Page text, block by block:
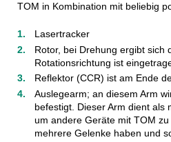
TOM in Kombination mit beliebig
Lasertracker
Rotor, bei Drehung ergibt sich
Rotationsrichtung ist
Reflektor (CCR) ist am Ende
Auslegearm; an diesem Arm
befestigt. Dieser Arm dient als
um andere Geräte mit TOM
mehrere Gelenke haben und